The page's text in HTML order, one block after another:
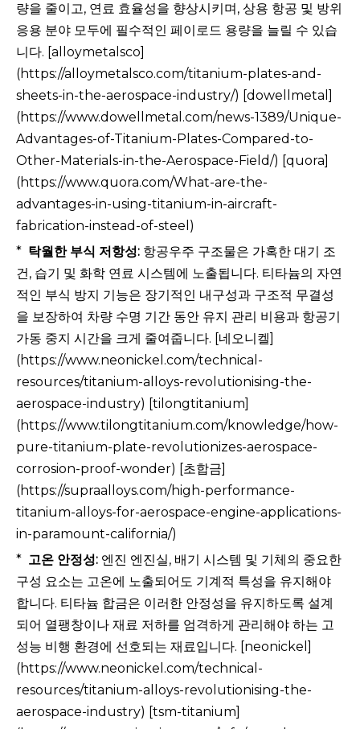
량을 줄이고, 연료 효율성을 향상시키며, 상용 항공 및 방위
응용 분야 모두에 필수적인 페이로드 용량을 늘릴 수 있습
니다. [alloymetalsco]
(https://alloymetalsco.com/titanium-plates-and-
sheets-in-the-aerospace-industry/) [dowellmetal]
(https://www.dowellmetal.com/news-1389/Unique-
Advantages-of-Titanium-Plates-Compared-to-
Other-Materials-in-the-Aerospace-Field/) [quora]
(https://www.quora.com/What-are-the-
advantages-in-using-titanium-in-aircraft-
fabrication-instead-of-steel)
* 탁월한 부식 저항성: 항공우주 구조물은 가혹한 대기 조
건, 습기 및 화학 연료 시스템에 노출됩니다. 티타늄의 자연
적인 부식 방지 기능은 장기적인 내구성과 구조적 무결성
을 보장하여 차량 수명 기간 동안 유지 관리 비용과 항공기
가동 중지 시간을 크게 줄여줍니다. [네오니켈]
(https://www.neonickel.com/technical-
resources/titanium-alloys-revolutionising-the-
aerospace-industry) [tilongtitanium]
(https://www.tilongtitanium.com/knowledge/how-
pure-titanium-plate-revolutionizes-aerospace-
corrosion-proof-wonder) [초합금]
(https://supraalloys.com/high-performance-
titanium-alloys-for-aerospace-engine-applications-
in-paramount-california/)
* 고온 안정성: 엔진 엔진실, 배기 시스템 및 기체의 중요한
구성 요소는 고온에 노출되어도 기계적 특성을 유지해야
합니다. 티타늄 합금은 이러한 안정성을 유지하도록 설계
되어 열팽창이나 재료 저하를 엄격하게 관리해야 하는 고
성능 비행 환경에 선호되는 재료입니다. [neonickel]
(https://www.neonickel.com/technical-
resources/titanium-alloys-revolutionising-the-
aerospace-industry) [tsm-titanium]